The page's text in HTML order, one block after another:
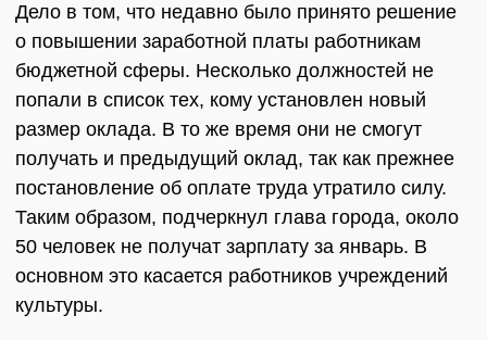
Дело в том, что недавно было принято решение
о повышении заработной платы работникам
бюджетной сферы. Несколько должностей не
попали в список тех, кому установлен новый
размер оклада. В то же время они не смогут
получать и предыдущий оклад, так как прежнее
постановление об оплате труда утратило силу.
Таким образом, подчеркнул глава города, около
50 человек не получат зарплату за январь. В
основном это касается работников учреждений
культуры.